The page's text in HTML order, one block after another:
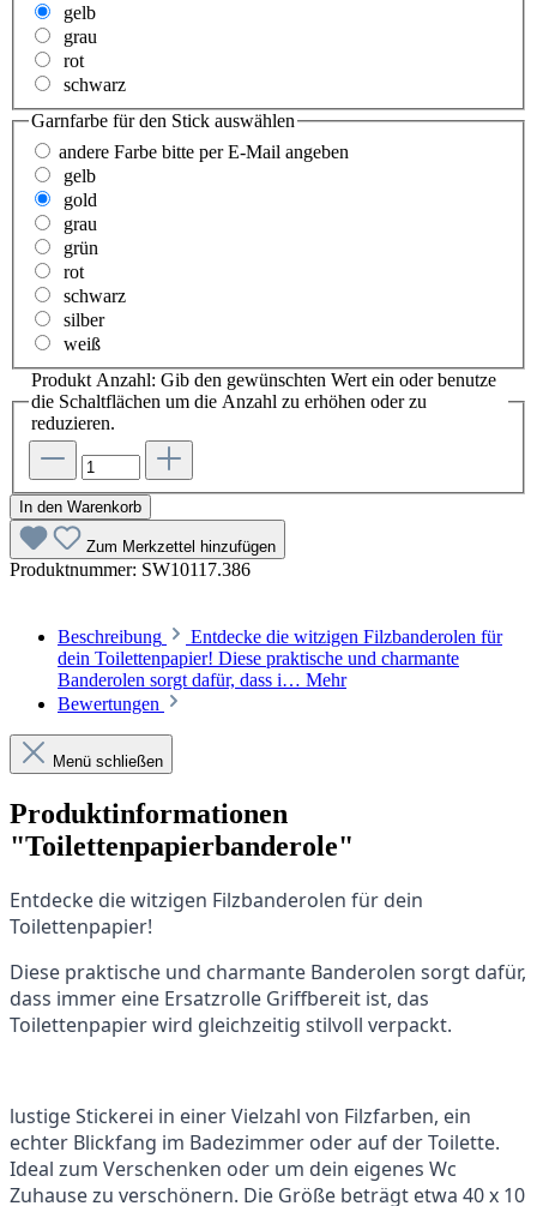
gelb
grau
rot
schwarz
Garnfarbe für den Stick auswählen
andere Farbe bitte per E-Mail angeben
gelb
gold
grau
grün
rot
schwarz
silber
weiß
Produkt Anzahl: Gib den gewünschten Wert ein oder benutze
die Schaltflächen um die Anzahl zu erhöhen oder zu
reduzieren.
In den Warenkorb
Zum Merkzettel hinzufügen
Produktnummer: SW10117.386
Beschreibung
Entdecke die witzigen Filzbanderolen für
dein Toilettenpapier! Diese praktische und charmante
Banderolen sorgt dafür, dass i… Mehr
Bewertungen
Menü schließen
Produktinformationen
"Toilettenpapierbanderole"
Entdecke die witzigen Filzbanderolen für dein
Toilettenpapier!
Diese praktische und charmante Banderolen sorgt dafür,
dass immer eine Ersatzrolle Griffbereit ist, das
Toilettenpapier wird gleichzeitig stilvoll verpackt.
lustige Stickerei in einer Vielzahl von Filzfarben, ein
echter Blickfang im Badezimmer oder auf der Toilette.
Ideal zum Verschenken oder um dein eigenes Wc
Zuhause zu verschönern. Die Größe beträgt etwa 40 x 10